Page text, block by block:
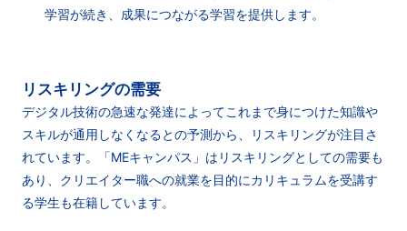
学習が続き、成果につながる学習を提供します。
リスキリングの需要
デジタル技術の急速な発達によってこれまで身につけた知識や
スキルが通用しなくなるとの予測から、リスキリングが注目さ
れています。「MEキャンパス」はリスキリングとしての需要も
あり、クリエイター職への就業を目的にカリキュラムを受講す
る学生も在籍しています。